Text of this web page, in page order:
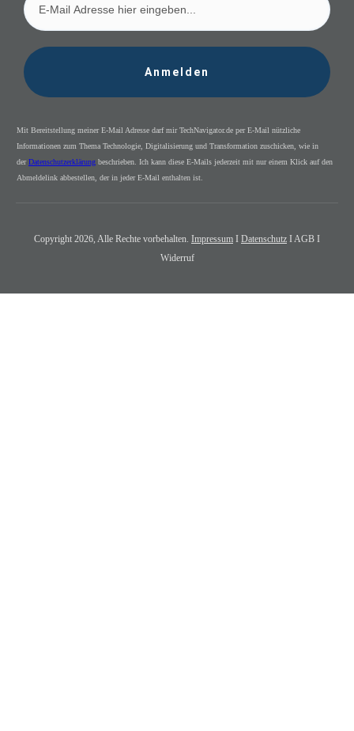
Anmelden
Mit Bereitstellung meiner E-Mail Adresse darf mir TechNavigator.de per E-Mail nützliche
Informationen zum Thema Technologie, Digitalisierung und Transformation zuschicken, wie in
derDatenschutzerklärung beschrieben. Ich kann diese E-Mails jederzeit mit nur einem Klick auf den
Abmeldelink abbestellen, der in jeder E-Mail enthalten ist.
Copyright 2026 , Alle Rechte vorbehalten. Impressum I Datenschutz I AGB I
Widerruf